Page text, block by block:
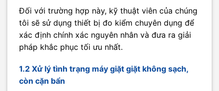
Đối với trường hợp này, kỹ thuật viên của chúng
tôi sẽ sử dụng thiết bị đo kiểm chuyên dụng để
xác định chính xác nguyên nhân và đưa ra giải
pháp khắc phục tối ưu nhất.
1.2 Xử lý tình trạng máy giặt giặt không sạch,
còn cặn bẩn